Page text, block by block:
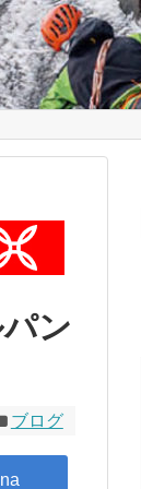
ン
ブログ